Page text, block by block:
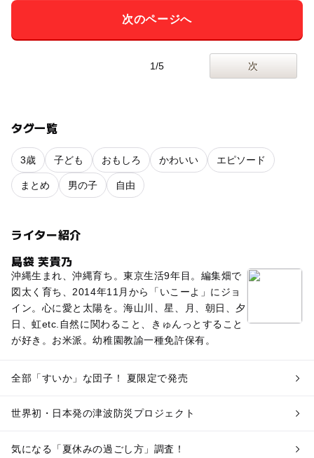
次のページへ
1/5 次
タグ一覧
3歳 子ども おもしろ かわいい エピソード
まとめ 男の子 自由
ライター紹介
島袋 芙貴乃
沖縄生まれ、沖縄育ち。東京生活9年目。編集畑で
図太く育ち、2014年11月から「いこーよ」にジョ
イン。心に愛と太陽を。海山川、星、月、朝日、夕
日、虹etc.自然に関わること、きゅんっとすること
が好き。お米派。幼稚園教諭一種免許保有。
全部「すいか」な団子！ 夏限定で発売
世界初・日本発の津波防災プロジェクト
気になる「夏休みの過ごし方」調査！